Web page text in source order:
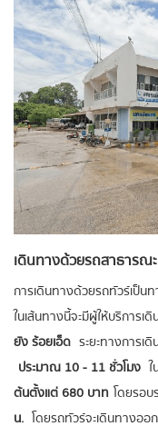
เดินทางด้วยรถสาธารณ
การเดินทางด้วยรถทัวร์เป็น
ในเส้นทางนี้จะมีผู้ให้บริการเดิ
ยัง ร้อยเอ็ด ระยะทางการเ
ประมาณ 10 - 11 ชั่วโมง ใ
ต้นตั้งแต่ 680 บาท โดยรอบ
น. โดยรถทัวร์จะเดินทางอ